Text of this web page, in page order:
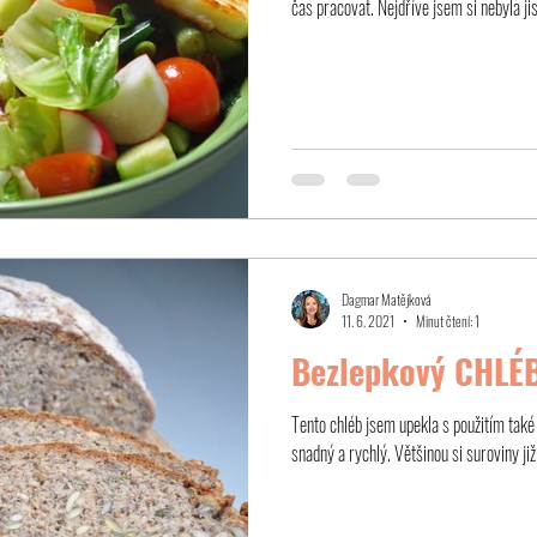
čas pracovat. Nejdříve jsem si nebyla
Bezlepkový
Tento chléb jsem upekla s použitím
snadný a rychlý. Většinou si suroviny
Dagmar Matějková
11. 6. 2021
Minut čtení: 1